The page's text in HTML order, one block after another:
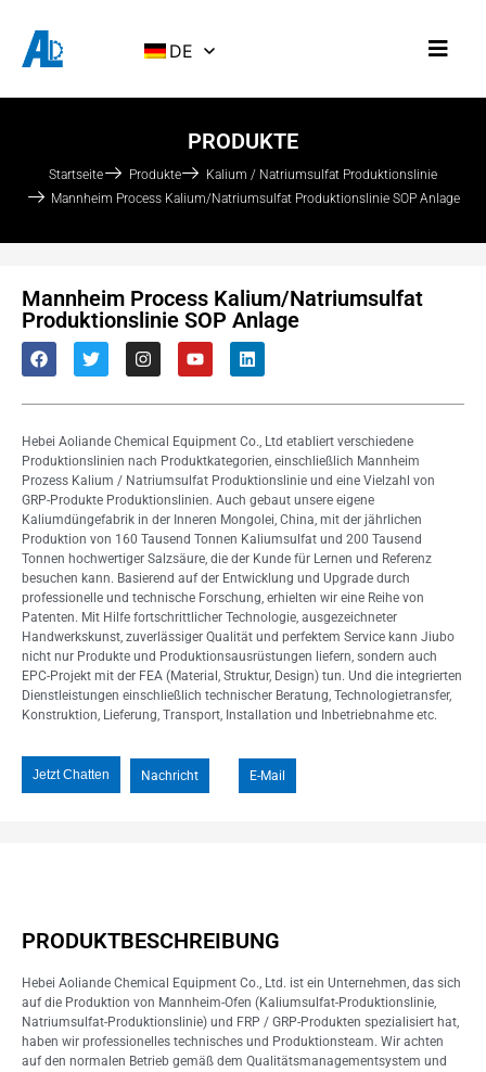
DE
PRODUKTE
Startseite Produkte
Kalium / Natriumsulfat Produktionslinie
Mannheim Process Kalium/Natriumsulfat Produktionslinie SOP Anlage
Mannheim Process Kalium/Natriumsulfat
Produktionslinie SOP Anlage
Hebei Aoliande Chemical Equipment Co., Ltd etabliert verschiedene
Produktionslinien nach Produktkategorien, einschließlich Mannheim
Prozess Kalium / Natriumsulfat Produktionslinie und eine Vielzahl von
GRP-Produkte Produktionslinien. Auch gebaut unsere eigene
Kaliumdüngefabrik in der Inneren Mongolei, China, mit der jährlichen
Produktion von 160 Tausend Tonnen Kaliumsulfat und 200 Tausend
Tonnen hochwertiger Salzsäure, die der Kunde für Lernen und Referenz
besuchen kann. Basierend auf der Entwicklung und Upgrade durch
professionelle und technische Forschung, erhielten wir eine Reihe von
Patenten. Mit Hilfe fortschrittlicher Technologie, ausgezeichneter
Handwerkskunst, zuverlässiger Qualität und perfektem Service kann Jiubo
nicht nur Produkte und Produktionsausrüstungen liefern, sondern auch
EPC-Projekt mit der FEA (Material, Struktur, Design) tun. Und die integrierten
Dienstleistungen einschließlich technischer Beratung, Technologietransfer,
Konstruktion, Lieferung, Transport, Installation und Inbetriebnahme etc.
Jetzt Chatten Nachricht E-Mail
PRODUKTBESCHREIBUNG
Hebei Aoliande Chemical Equipment Co., Ltd. ist ein Unternehmen, das sich
auf die Produktion von Mannheim-Ofen (Kaliumsulfat-Produktionslinie,
Natriumsulfat-Produktionslinie) und FRP / GRP-Produkten spezialisiert hat,
haben wir professionelles technisches und Produktionsteam. Wir achten
auf den normalen Betrieb gemäß dem Qualitätsmanagementsystem und